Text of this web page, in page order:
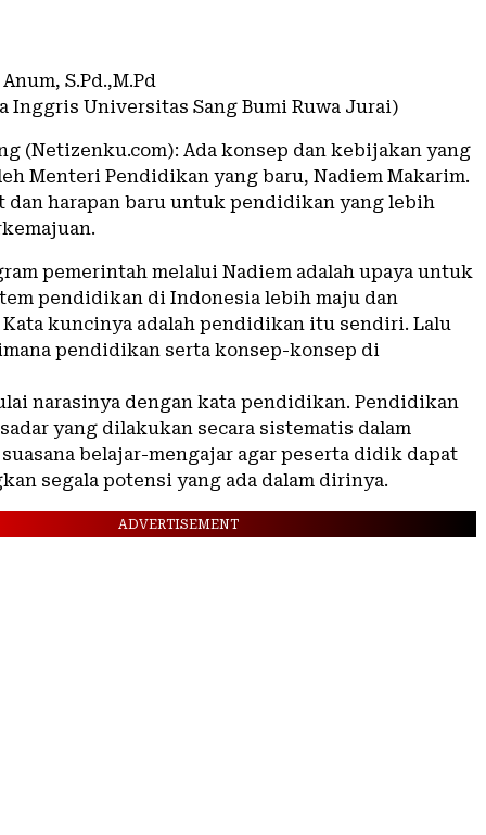
S.Pd.,M.Pd
Inggris Universitas Sang Bumi Ruwa Jurai)
(Netizenku.com): Ada konsep dan kebijakan yang
Menteri Pendidikan yang baru, Nadiem Makarim.
dan harapan baru untuk pendidikan yang lebih
pemerintah melalui Nadiem adalah upaya untuk
pendidikan di Indonesia lebih maju dan
kuncinya adalah pendidikan itu sendiri. Lalu
pendidikan serta konsep-konsep di
narasinya dengan kata pendidikan. Pendidikan
yang dilakukan secara sistematis dalam
belajar-mengajar agar peserta didik dapat
segala potensi yang ada dalam dirinya.
ADVERTISEMENT